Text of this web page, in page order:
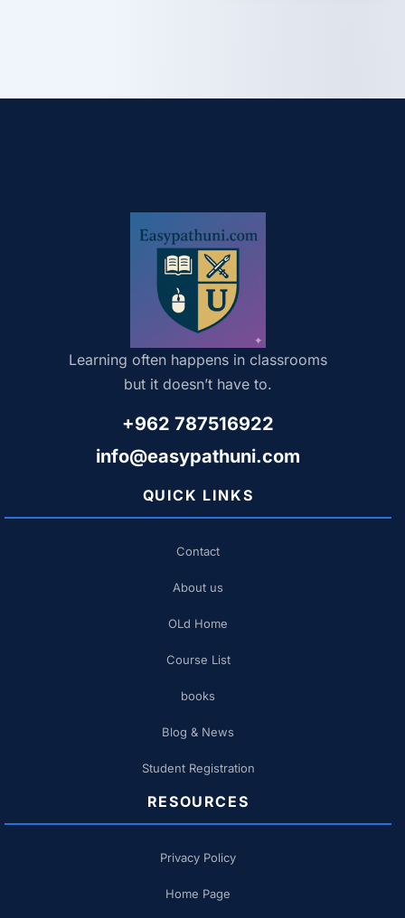
Learning often happens in classrooms
but it doesn’t have to.
+962 787516922
info@easypathuni.com
QUICK LINKS
Contact
About us
OLd Home
Course List
books
Blog & News
Student Registration
RESOURCES
Privacy Policy
Home Page